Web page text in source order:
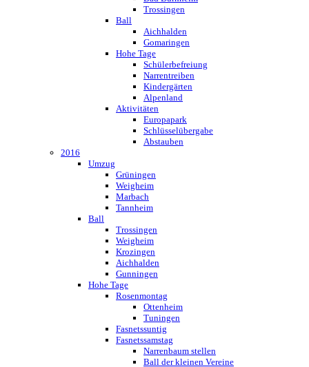
Trossingen
Ball
Aichhalden
Gomaringen
Hohe Tage
Schülerbefreiung
Narrentreiben
Kindergärten
Alpenland
Aktivitäten
Europapark
Schlüsselübergabe
Abstauben
2016
Umzug
Grüningen
Weigheim
Marbach
Tannheim
Ball
Trossingen
Weigheim
Krozingen
Aichhalden
Gunningen
Hohe Tage
Rosenmontag
Ottenheim
Tuningen
Fasnetssuntig
Fasnetssamstag
Narrenbaum stellen
Ball der kleinen Vereine